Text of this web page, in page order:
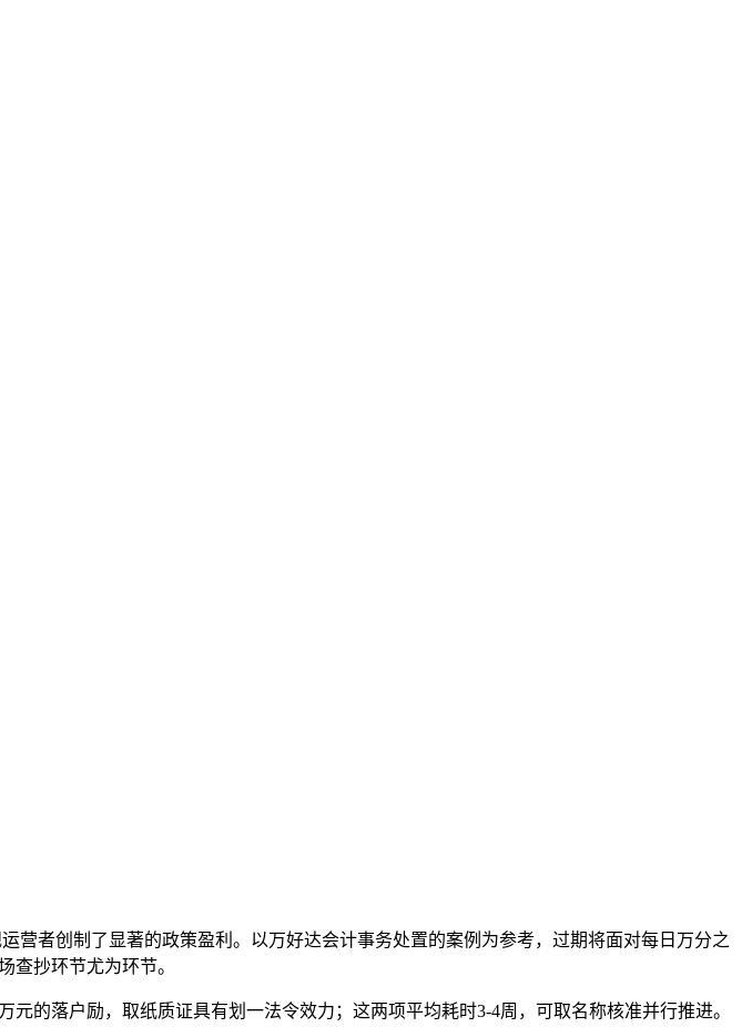
者创制了显著的政策盈利。以万好达会计事务处置的案例为参考，过期将面对每日万分之
查抄环节尤为环节。
落户励，取纸质证具有划一法令效力；这两项平均耗时3-4周，可取名称核准并行推进。